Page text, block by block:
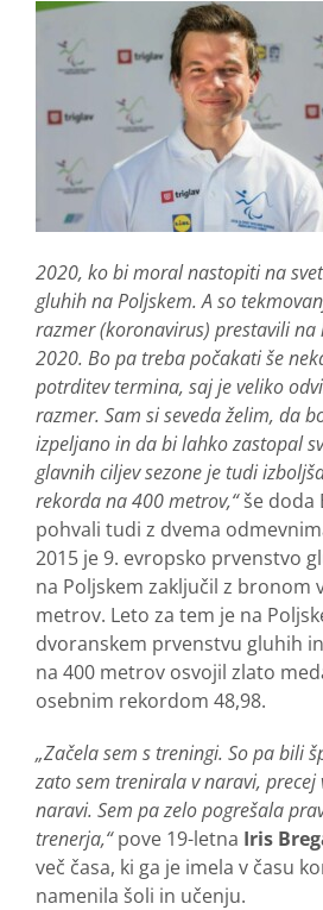
2020, ko bi moral nastopiti na
gluhih na Poljskem. A so
razmer (koronavirus) prestavili na
2020. Bo pa treba počakati še
potrditev termina, saj je veliko
razmer. Sam si seveda želim, da
izpeljano in da bi lahko zastopal
glavnih ciljev sezone je tudi
rekorda na 400 metrov,“še doda
pohvali tudi z dvema
2015 je 9. evropsko prvenstvo
na Poljskem zaključil z bronom
metrov. Leto za tem je na
dvoranskem prvenstvu gluhih
na 400 metrov osvojil zlato
osebnim rekordom 48,98.
„Začela sem s treningi. So pa bili
zato sem trenirala v naravi,
naravi. Sem pa zelo pogrešala
trenerja,“pove 19-letna Iris
več časa, ki ga je imela v času
namenila šoli in učenju.